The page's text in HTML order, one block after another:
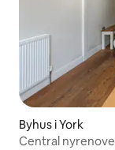
Byhus i York
Central